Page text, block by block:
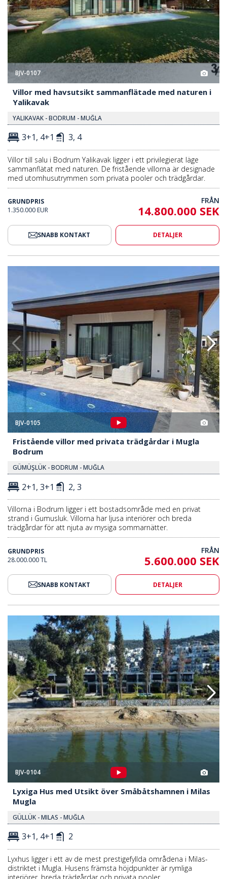
BJV-0107
Villor med havsutsikt sammanflätade med naturen i
Yalikavak
YALIKAVAK - BODRUM - MUĞLA
3+1, 4+1 3, 4
Villor till salu i Bodrum Yalikavak ligger i ett privilegierat läge
sammanflätat med naturen. De fristående villorna är designade
med utomhusutrymmen som privata pooler och trädgårdar.
GRUNDPRIS
1.350.000 EUR
FRÅN
14.800.000 SEK
SNABB KONTAKT DETALJER
Fristående Villor Med Privata
BJV-0105
Fristående villor med privata trädgårdar i Mugla
Bodrum
GÜMÜŞLÜK - BODRUM - MUĞLA
2+1, 3+1 2, 3
Villorna i Bodrum ligger i ett bostadsområde med en privat
strand i Gumusluk. Villorna har ljusa interiörer och breda
trädgårdar för att njuta av mysiga sommarnätter.
GRUNDPRIS
28.000.000 TL
FRÅN
5.600.000 SEK
SNABB KONTAKT DETALJER
Småbåtshamnen I Milas Mugla 2 Lyxiga Hus Med Utsikt Över
BJV-0104
Lyxiga Hus med Utsikt över Småbåtshamnen i Milas
Mugla
GÜLLÜK - MILAS - MUĞLA
3+1, 4+1 2
Lyxhus ligger i ett av de mest prestigefyllda områdena i Milas-
distriktet i Mugla. Husens främsta höjdpunkter är rymliga
interiörer, breda trädgårdar och privata pooler.